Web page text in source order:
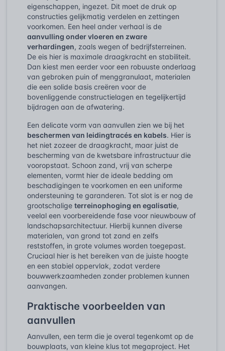
eigenschappen, ingezet. Dit moet de druk op
constructies gelijkmatig verdelen en zettingen
voorkomen. Een heel ander verhaal is de
aanvulling onder vloeren en zware
verhardingen, zoals wegen of bedrijfsterreinen.
De eis hier is maximale draagkracht en stabiliteit.
Dan kiest men eerder voor een robuuste onderlaag
van gebroken puin of menggranulaat, materialen
die een solide basis creëren voor de
bovenliggende constructielagen en tegelijkertijd
bijdragen aan de afwatering.
Een delicate vorm van aanvullen zien we bij het
beschermen van leidingtracés en kabels. Hier is
het niet zozeer de draagkracht, maar juist de
bescherming van de kwetsbare infrastructuur die
vooropstaat. Schoon zand, vrij van scherpe
elementen, vormt hier de ideale bedding om
beschadigingen te voorkomen en een uniforme
ondersteuning te garanderen. Tot slot is er nog de
grootschalige terreinophoging en egalisatie,
veelal een voorbereidende fase voor nieuwbouw of
landschapsarchitectuur. Hierbij kunnen diverse
materialen, van grond tot zand en zelfs
reststoffen, in grote volumes worden toegepast.
Cruciaal hier is het bereiken van de juiste hoogte
en een stabiel oppervlak, zodat verdere
bouwwerkzaamheden zonder problemen kunnen
aanvangen.
Praktische voorbeelden van
aanvullen
Aanvullen, een term die je overal tegenkomt op de
bouwplaats, van kleine klus tot megaproject. Het